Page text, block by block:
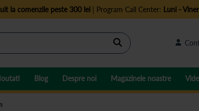
la comenzile peste 300 lei| Program Call Center: Luni -
Cautare
Blog Despre noi Magazinele noastre